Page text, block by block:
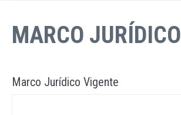
MARCO JURÍDICO
Marco Jurídico Vigente